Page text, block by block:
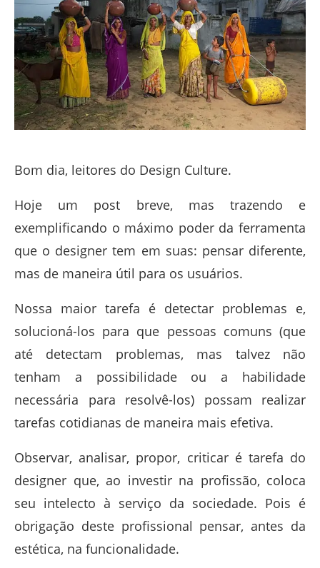
Bom dia, leitores do Design Culture.
Hoje um post breve, mas trazendo e
exemplificando o máximo poder da ferramenta
que o designer tem em suas: pensar diferente,
mas de maneira útil para os usuários.
Nossa maior tarefa é detectar problemas e,
solucioná-los para que pessoas comuns (que
até detectam problemas, mas talvez não
tenham a possibilidade ou a habilidade
necessária para resolvê-los) possam realizar
tarefas cotidianas de maneira mais efetiva.
Observar, analisar, propor, criticar é tarefa do
designer que, ao investir na profissão, coloca
seu intelecto à serviço da sociedade. Pois é
obrigação deste profissional pensar, antes da
estética, na funcionalidade.